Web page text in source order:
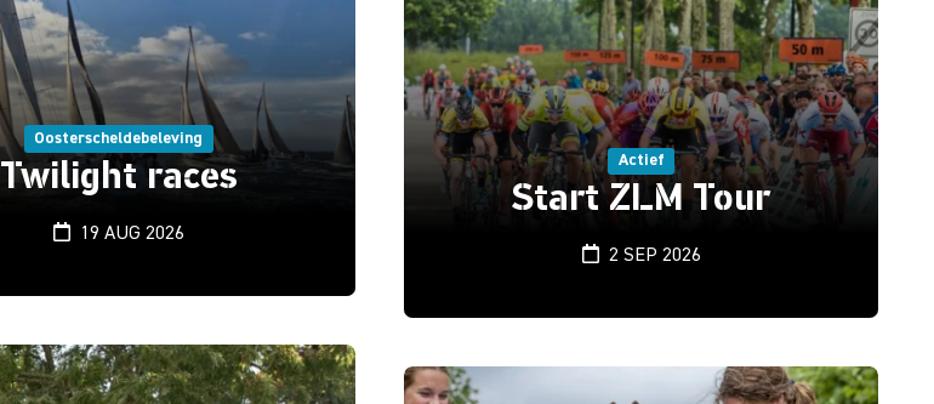
Oosterscheldebeleving
Twilight races
19 AUG 2026
Actief
Start ZLM Tour
2 SEP 2026